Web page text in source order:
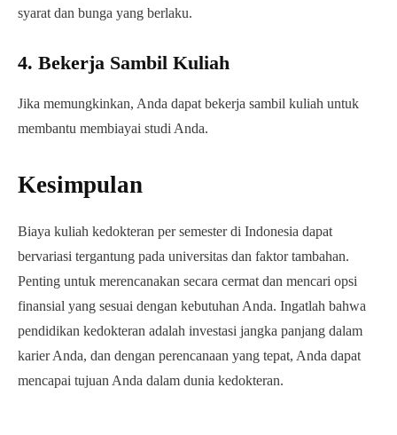
syarat dan bunga yang berlaku.
4. Bekerja Sambil Kuliah
Jika memungkinkan, Anda dapat bekerja sambil kuliah untuk
membantu membiayai studi Anda.
Kesimpulan
Biaya kuliah kedokteran per semester di Indonesia dapat
bervariasi tergantung pada universitas dan faktor tambahan.
Penting untuk merencanakan secara cermat dan mencari opsi
finansial yang sesuai dengan kebutuhan Anda. Ingatlah bahwa
pendidikan kedokteran adalah investasi jangka panjang dalam
karier Anda, dan dengan perencanaan yang tepat, Anda dapat
mencapai tujuan Anda dalam dunia kedokteran.